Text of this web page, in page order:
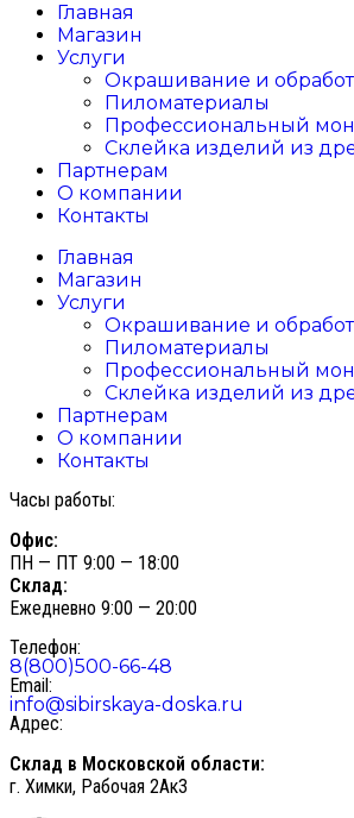
Главная
Магазин
Услуги
Окрашивание и
Пиломатериалы
Профессиональный
Склейка изделий из
Партнерам
О компании
Контакты
Главная
Магазин
Услуги
Окрашивание и
Пиломатериалы
Профессиональный
Склейка изделий из
Партнерам
О компании
Контакты
Часы работы:
Офис:
ПН — ПТ 9:00 — 18:00
Склад:
Ежедневно 9:00 — 20:00
Телефон:
8(800)500-66-48
Email:
info@sibirskaya-doska.ru
Адрес:
Склад в Московской области:
г. Химки, Рабочая 2Ак3